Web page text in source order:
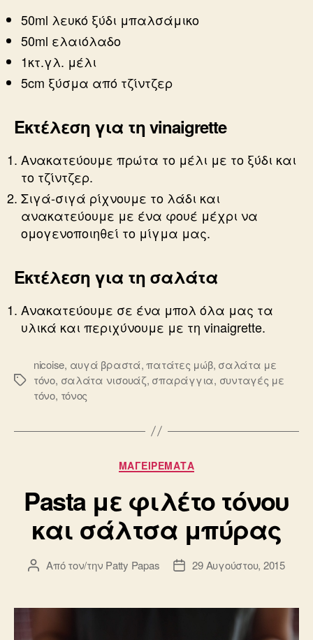
50ml λευκό ξύδι μπαλσάμικο
50ml ελαιόλαδο
1κτ.γλ. μέλι
5cm ξύσμα από τζίντζερ
Εκτέλεση για τη vinaigrette
Ανακατεύουμε πρώτα το μέλι με το ξύδι και
το τζίντζερ.
Σιγά-σιγά ρίχνουμε το λάδι και
ανακατεύουμε με ένα φουέ μέχρι να
ομογενοποιηθεί το μίγμα μας.
Εκτέλεση για τη σαλάτα
Ανακατεύουμε σε ένα μπολ όλα μας τα
υλικά και περιχύνουμε με τη vinaigrette.
Ετικέτες
nicoise, αυγά βραστά,πατάτες μώβ, σαλάτα με
τόνο, σαλάτα νισουάζ, σπαράγγια, συνταγές με
τόνο, τόνος
Κατηγορίες
ΜΑΓΕΙΡΕΜΑΤΑ
Pasta με φιλέτο τόνου
και σάλτσα μπύρας
Συντάκτης
Από τον/την Patty Papas
Ημ.29 Αυγούστου, 2015